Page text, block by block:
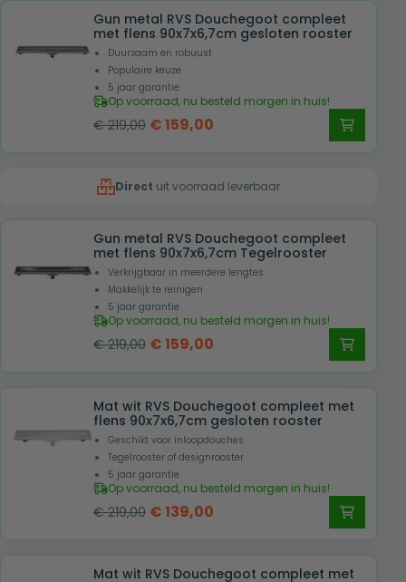
€ 229,00.€ 149,00.
Gun metal RVS Douchegoot compleet
met flens 90x7x6,7cm gesloten rooster
Duurzaam en robuust
Populaire keuze
5 jaar garantie
Op voorraad, nu besteld morgen in huis!
€219,00 Oorspronkelijke
€ 219,00.
€159,00
€ 159,00.
Direct uit voorraad leverbaar
Gun metal RVS Douchegoot compleet
met flens 90x7x6,7cm Tegelrooster
Verkrijgbaar in meerdere lengtes
Makkelijk te reinigen
5 jaar garantie
Op voorraad, nu besteld morgen in huis!
€219,00 Oorspronkelijke
was:
€ 219,00.
€159,00
is:
€ 159,00.
Mat wit RVS Douchegoot compleet met
flens 90x7x6,7cm gesloten rooster
Geschikt voor inloopdouches
Tegelrooster of designrooster
5 jaar garantie
Op voorraad, nu besteld morgen in huis!
€219,00 Oorspronkelijke
was:
€139,00
is:
Mat wit RVS Douchegoot compleet met